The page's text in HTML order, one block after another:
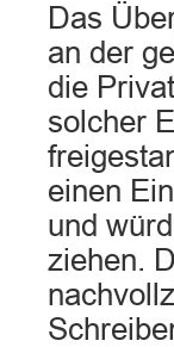
Das
an der
die
solcher
einen
und
ziehen.